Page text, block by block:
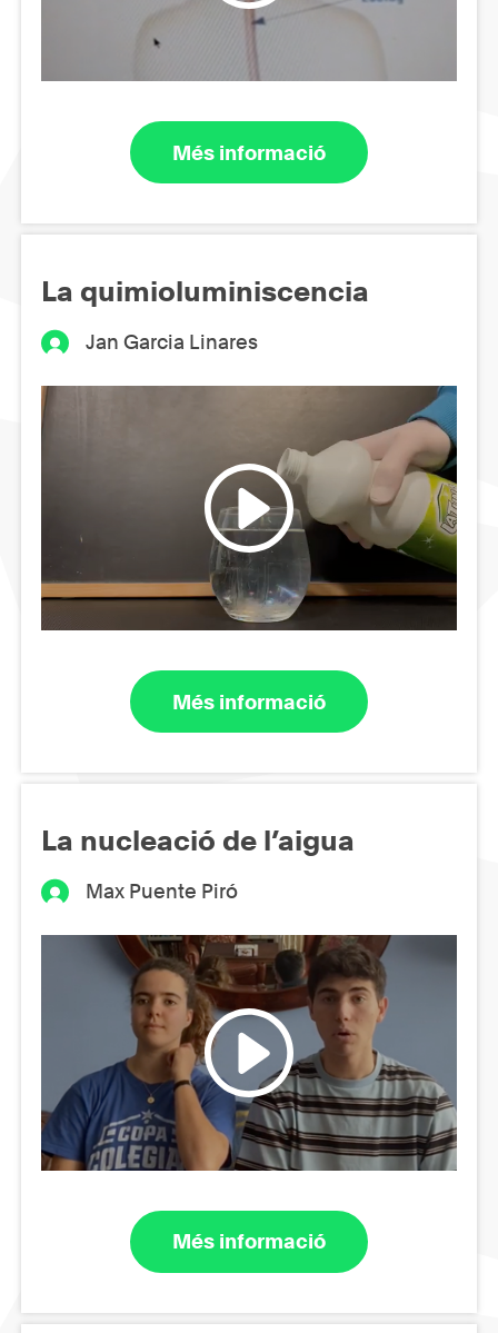
Més informació
La quimioluminiscencia
Jan Garcia Linares
Més informació
La nucleació de l’aigua
Max Puente Piró
Més informació